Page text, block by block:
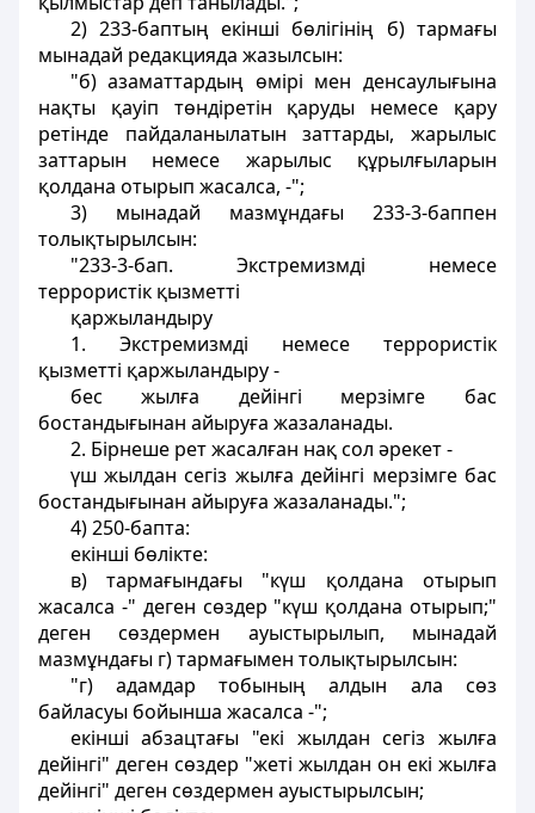
2) 233-баптың екiншi бөлігінiң б) тармағы
мынадай редакцияда жазылсын:
"б) азаматтардың өмiрi мен денсаулығына
нақты қауіп төндiретін қаруды немесе қару
ретiнде пайдаланылатын заттарды, жарылыс
заттарын немесе жарылыс құрылғыларын
қолдана отырып жасалса, -";
3) мынадай мазмұндағы 233-3-баппен
толықтырылсын:
"233-3-бап. Экстремизмдi немесе
террористiк қызметті
қаржыландыру
1. Экстремизмдi немесе террористiк
қызметті қаржыландыру -
бес жылға дейінгі мерзiмге бас
бостандығынан айыруға жазаланады.
2. Бiрнеше рет жасалған нақ сол әрекет -
үш жылдан сегіз жылға дейінгі мерзiмге бас
бостандығынан айыруға жазаланады.";
4) 250-бапта:
екiншi бөлiкте:
в) тармағындағы "күш қолдана отырып
жасалса -" деген сөздер "күш қолдана отырып;"
деген сөздермен ауыстырылып, мынадай
мазмұндағы г) тармағымен толықтырылсын:
"г) адамдар тобының алдын ала сөз
байласуы бойынша жасалса -";
екiншi абзацтағы "екі жылдан сегіз жылға
дейінгі" деген сөздер "жеті жылдан он екі жылға
дейінгі" деген сөздермен ауыстырылсын;